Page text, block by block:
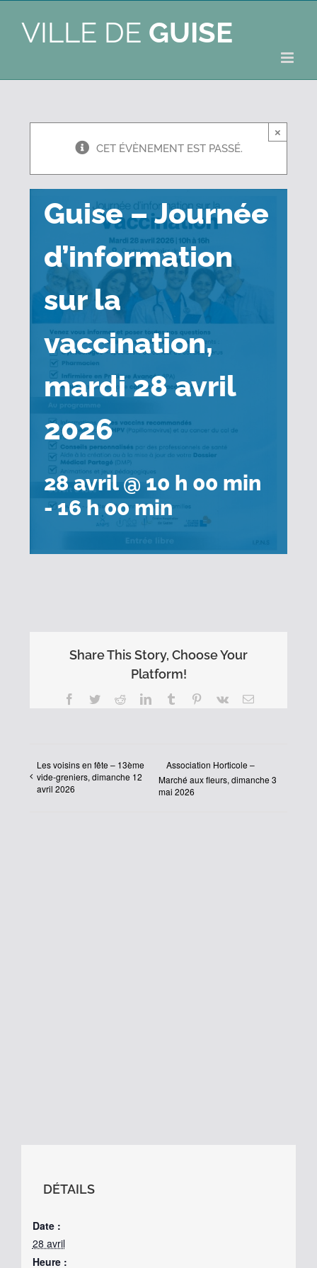
VILLE DE GUISE
×
CET ÉVÈNEMENT EST PASSÉ.
Centre
hospitalier de
Guise – Journée
d’information
sur la
vaccination,
mardi 28 avril
2026
28 avril @ 10 h 00 min
-16 h 00 min
Share This Story, Choose Your
Platform!
Facebook
TwitterRedditLinkedInTumblr Pinterest
Vk Email
Les voisins en fête – 13ème
vide-greniers, dimanche 12
avril 2026
Association Horticole –
Marché aux fleurs, dimanche 3
mai 2026
DÉTAILS
Date :
28 avril
Heure :